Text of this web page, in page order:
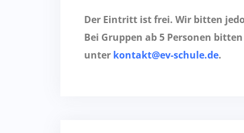
Der Eintritt ist frei. Wir bitten
Bei Gruppen ab 5 Personen
unter kontakt@ev-schule.de.